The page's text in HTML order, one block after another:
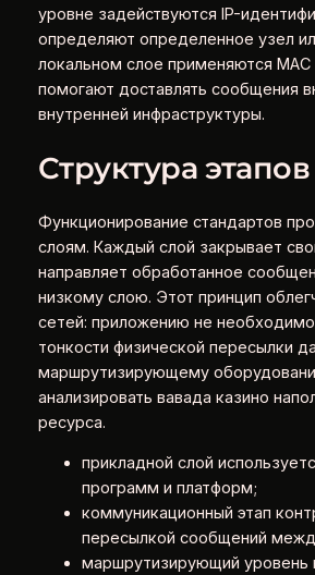
уровне задействуются IP-
определяют определенное узел
локальном слое применяются
помогают доставлять сообщения
внутренней инфраструктуры.
Структура
Функционирование стандартов
слоям. Каждый слой закрывает
направляет обработанное
низкому слою. Этот принцип
сетей: приложению не
тонкости физической пересылки
маршрутизирующему
анализировать вавада казино
ресурса.
прикладной слой
программ и платформ;
коммуникационный этап
пересылкой сообщений
маршрутизирующий уровень